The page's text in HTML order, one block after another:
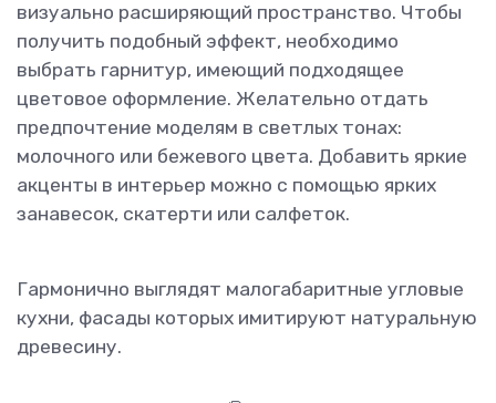
визуально расширяющий пространство. Чтобы
получить подобный эффект, необходимо
выбрать гарнитур, имеющий подходящее
цветовое оформление. Желательно отдать
предпочтение моделям в светлых тонах:
молочного или бежевого цвета. Добавить яркие
акценты в интерьер можно с помощью ярких
занавесок, скатерти или салфеток.
Гармонично выглядят малогабаритные угловые
кухни, фасады которых имитируют натуральную
древесину.